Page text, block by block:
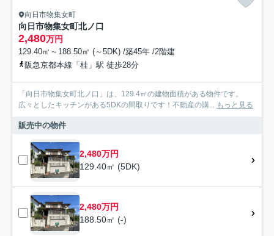
向日市物集女町
向日市物集女町北ノ口
2,480万円
129.40㎡～188.50㎡ (～5DK) /築45年 /2階建
阪急京都本線「桂」駅 徒歩28分
「向日市物集女町北ノ口」は、129.4㎡の建物面積がある物件です。
広々としたキッチンがある5DKの間取りです！不動産の購...
もっと見る
販売中の物件
2,480万円
129.40㎡ (5DK)
2,480万円
188.50㎡ (-)